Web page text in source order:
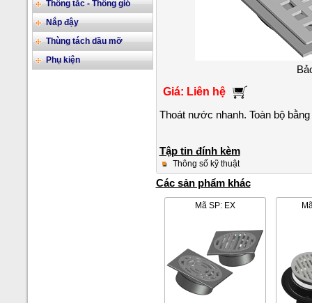
Thông tắc - Thông gió
Nắp đậy
Thùng tách dầu mỡ
Phụ kiện
Giá: Liên hệ
Thoát nước nhanh. Toàn bộ
Tập tin đính kèm
Thông số kỹ thuật
Các sản phẩm khác
Mã SP: EX